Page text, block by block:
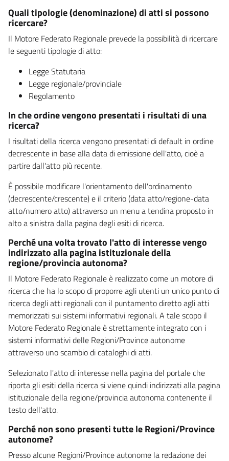
Quali tipologie (denominazione) di atti si possono
ricercare?
Il Motore Federato Regionale prevede la possibilità di ricercare
le seguenti tipologie di atto:
Legge Statutaria
Legge regionale/provinciale
Regolamento
In che ordine vengono presentati i risultati di una
ricerca?
I risultati della ricerca vengono presentati di default in ordine
decrescente in base alla data di emissione dell'atto, cioè a
partire dall'atto più recente.
È possibile modificare l'orientamento dell'ordinamento
(decrescente/crescente) e il criterio (data atto/regione-data
atto/numero atto) attraverso un menu a tendina proposto in
alto a sinistra dalla pagina degli esiti di ricerca.
Perché una volta trovato l'atto di interesse vengo
indirizzato alla pagina istituzionale della
regione/provincia autonoma?
Il Motore Federato Regionale è realizzato come un motore di
ricerca che ha lo scopo di proporre agli utenti un unico punto di
ricerca degli atti regionali con il puntamento diretto agli atti
memorizzati sui sistemi informativi regionali. A tale scopo il
Motore Federato Regionale è strettamente integrato con i
sistemi informativi delle Regioni/Province autonome
attraverso uno scambio di cataloghi di atti.
Selezionato l'atto di interesse nella pagina del portale che
riporta gli esiti della ricerca si viene quindi indirizzati alla pagina
istituzionale della regione/provincia autonoma contenente il
testo dell'atto.
Perché non sono presenti tutte le Regioni/Province
autonome?
Presso alcune Regioni/Province autonome la redazione dei